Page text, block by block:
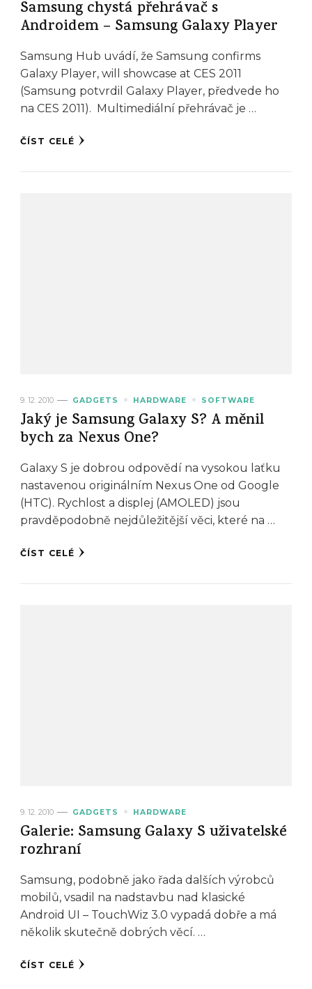
Samsung chystá přehrávač s
Androidem – Samsung Galaxy Player
Samsung Hub uvádí, že Samsung confirms
Galaxy Player, will showcase at CES 2011
(Samsung potvrdil Galaxy Player, předvede ho
na CES 2011). Multimediální přehrávač je …
ČÍST CELÉ
9. 12. 2010 GADGETS HARDWARE SOFTWARE
Jaký je Samsung Galaxy S? A měnil
bych za Nexus One?
Galaxy S je dobrou odpovědí na vysokou laťku
nastavenou originálním Nexus One od Google
(HTC). Rychlost a displej (AMOLED) jsou
pravděpodobně nejdůležitější věci, které na …
ČÍST CELÉ
9. 12. 2010 GADGETS HARDWARE
Galerie: Samsung Galaxy S uživatelské
rozhraní
Samsung, podobně jako řada dalších výrobců
mobilů, vsadil na nadstavbu nad klasické
Android UI – TouchWiz 3.0 vypadá dobře a má
několik skutečně dobrých věcí. …
ČÍST CELÉ